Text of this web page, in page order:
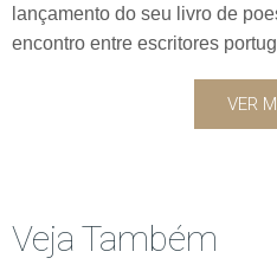
lançamento do seu livro de
encontro entre escritores
VER
Veja Também